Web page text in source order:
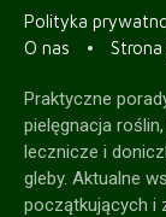
Polityka
O nas
Strona
Praktyczne
pielęgnacja
lecznicze i
gleby. Aktualne
początkujących i